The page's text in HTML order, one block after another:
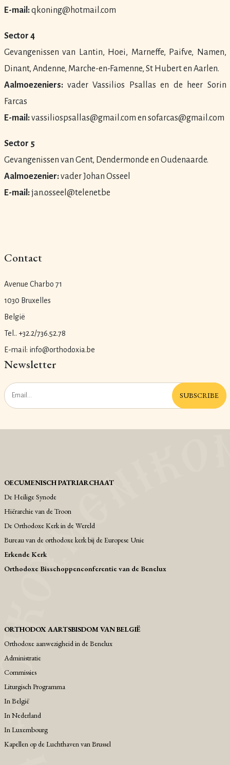
E-mail:qkoning@hotmail.com
Sector 4
Gevangenissen van Lantin, Hoei, Marneffe, Paifve, Namen,
Dinant, Andenne, Marche-en-Famenne, St Hubert en Aarlen.
Aalmoezeniers:vader Vassilios Psallas en de heer Sorin
Farcas
E-mail:vassiliospsallas@gmail.com en sofarcas@gmail.com
Sector 5
Gevangenissen van Gent, Dendermonde en Oudenaarde.
Aalmoezenier:vader Johan Osseel
E-mail:jan.osseel@telenet.be
Contact
Avenue Charbo 71
1030 Bruxelles
België
Tel.. +32.2/736.52.78
E-mail: info@orthodoxia.be
Newsletter
SUBSCRIBE
OECUMENISCH PATRIARCHAAT
De Heilige Synode
Hiërarchie van de Troon
De Orthodoxe Kerk in de Wereld
Bureau van de orthodoxe kerk bij de Europese Unie
Erkende Kerk
Orthodoxe Bisschoppenconferentie van de Benelux
ORTHODOX AARTSBISDOM VAN BELGIË
Orthodoxe aanwezigheid in de Benelux
Administratie
Commissies
Liturgisch Programma
Ιn België
Ιn Nederland
In Luxembourg
Kapellen op de Luchthaven van Brussel